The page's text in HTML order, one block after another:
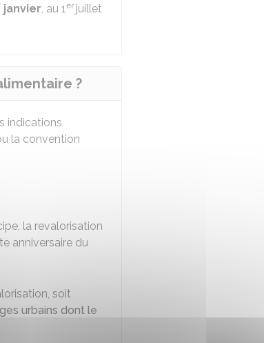
janvier, au 1er juillet
?
indications
la convention
la revalorisation
anniversaire du
soit
urbains dont le